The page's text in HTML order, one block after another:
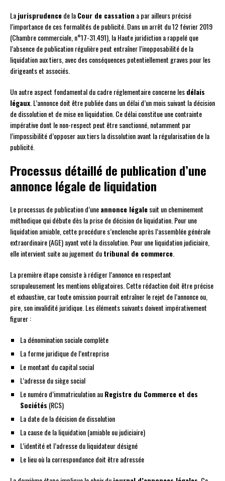
Lajurisprudencede laCour de cassation a par ailleurs précisé
l’importance de ces formalités de publicité. Dans un arrêt du 12 février 2019
(Chambre commerciale, n°17-31.491), la Haute juridiction a rappelé que
l’absence de publication régulière peut entraîner l’inopposabilité de la
liquidation aux tiers, avec des conséquences potentiellement graves pour les
dirigeants et associés.
Un autre aspect fondamental du cadre réglementaire concerne lesdélais
légaux . L’annonce doit être publiée dans un délai d’un mois suivant la décision
de dissolution et de mise en liquidation. Ce délai constitue une contrainte
impérative dont le non-respect peut être sanctionné, notamment par
l’impossibilité d’opposer aux tiers la dissolution avant la régularisation de la
publicité.
Processus détaillé de publication d’une
annonce légale de liquidation
Le processus de publication d’uneannonce légalesuit un cheminement
méthodique qui débute dès la prise de décision de liquidation. Pour une
liquidation amiable, cette procédure s’enclenche après l’assemblée générale
extraordinaire (AGE) ayant voté la dissolution. Pour une liquidation judiciaire,
elle intervient suite au jugement dutribunal de commerce
La première étape consiste à rédiger l’annonce en respectant
scrupuleusement les mentions obligatoires. Cette rédaction doit être précise
et exhaustive, car toute omission pourrait entraîner le rejet de l’annonce ou,
pire, son invalidité juridique. Les éléments suivants doivent impérativement
figurer :
La dénomination sociale complète
La forme juridique de l’entreprise
Le montant du capital social
L’adresse du siège social
Le numéro d’immatriculation auRegistre du Commerce et des
Sociétés (RCS)
La date de la décision de dissolution
La cause de la liquidation (amiable ou judiciaire)
L’identité et l’adresse du liquidateur désigné
Le lieu où la correspondance doit être adressée